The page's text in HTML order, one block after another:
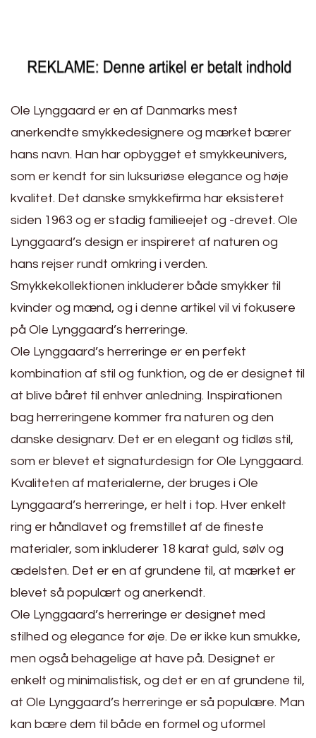
Ole Lynggaard er en af Danmarks mest
anerkendte smykkedesignere og mærket bærer
hans navn. Han har opbygget et smykkeunivers,
som er kendt for sin luksuriøse elegance og høje
kvalitet. Det danske smykkefirma har eksisteret
siden 1963 og er stadig familieejet og -drevet. Ole
Lynggaard’s design er inspireret af naturen og
hans rejser rundt omkring i verden.
Smykkekollektionen inkluderer både smykker til
kvinder og mænd, og i denne artikel vil vi fokusere
på Ole Lynggaard’s herreringe.
Ole Lynggaard’s herreringe er en perfekt
kombination af stil og funktion, og de er designet til
at blive båret til enhver anledning. Inspirationen
bag herreringene kommer fra naturen og den
danske designarv. Det er en elegant og tidløs stil,
som er blevet et signaturdesign for Ole Lynggaard.
Kvaliteten af materialerne, der bruges i Ole
Lynggaard’s herreringe, er helt i top. Hver enkelt
ring er håndlavet og fremstillet af de fineste
materialer, som inkluderer 18 karat guld, sølv og
ædelsten. Det er en af grundene til, at mærket er
blevet så populært og anerkendt.
Ole Lynggaard’s herreringe er designet med
stilhed og elegance for øje. De er ikke kun smukke,
men også behagelige at have på. Designet er
enkelt og minimalistisk, og det er en af grundene til,
at Ole Lynggaard’s herreringe er så populære. Man
kan bære dem til både en formel og uformel